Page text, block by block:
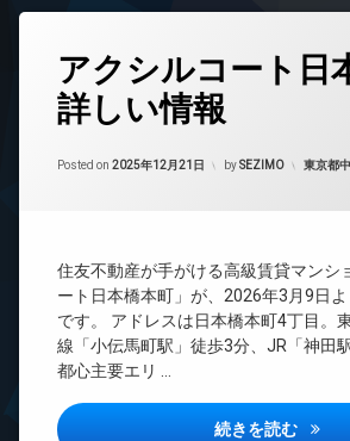
アクシルコート日
詳しい情報
Posted on 2025年12月21日 bySEZIMO カテゴ
東京都
住友不動産が手がける高級賃貸マンシ
ート日本橋本町」が、2026年3月9日
です。 アドレスは日本橋本町4丁目。
線「小伝馬町駅」徒歩3分、JR「神田
都心主要エリ …
続きを読む アク
REIT
系ブ
ラン
ドマ
ョン